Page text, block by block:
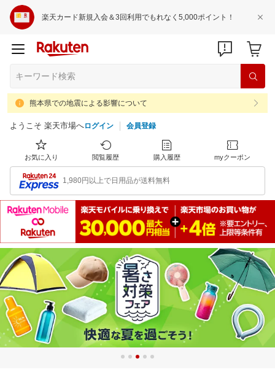
楽天カード新規入会＆3回利用でもれなく5,000ポイント！
熊本県での地震による影響について
ようこそ 楽天市場へログイン 会員登録
お気に入り 閲覧履歴 購入履歴 myクーポン
1,980円以上で日用品が送料無料